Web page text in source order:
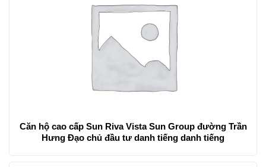
Căn hộ cao cấp Sun Riva Vista Sun Group đường Trần
Hưng Đạo chủ đầu tư danh tiếng danh tiếng